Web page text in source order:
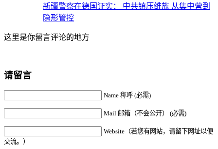
新疆警察在德国证实： 中共镇压维族 从集中营到
隐形管控
这里是你留言评论的地方
请留言
Name 称呼 (必需)
Mail 邮箱（不会公开） (必需)
Website（若您有网站，请留下网址以便
交流。）